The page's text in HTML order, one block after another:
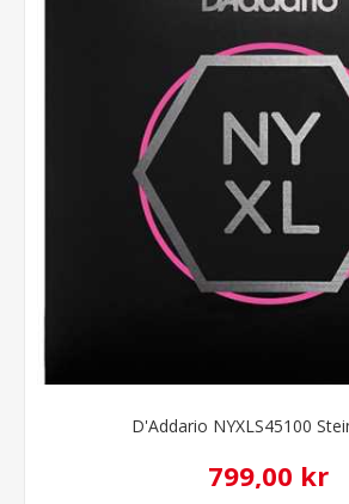
D'Addario NYXLS45100
799,00 kr